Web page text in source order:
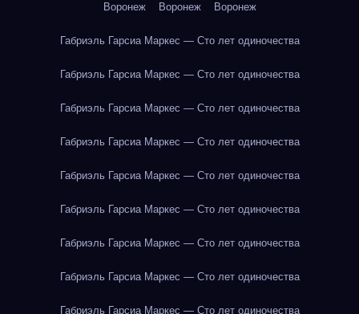
Воронеж Воронеж Воронеж
Габриэль Гарсиа Маркес — Сто лет одиночества
Габриэль Гарсиа Маркес — Сто лет одиночества
Габриэль Гарсиа Маркес — Сто лет одиночества
Габриэль Гарсиа Маркес — Сто лет одиночества
Габриэль Гарсиа Маркес — Сто лет одиночества
Габриэль Гарсиа Маркес — Сто лет одиночества
Габриэль Гарсиа Маркес — Сто лет одиночества
Габриэль Гарсиа Маркес — Сто лет одиночества
Габриэль Гарсиа Маркес — Сто лет одиночества